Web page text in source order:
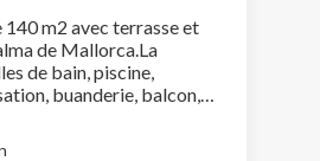
m2 avec terrasse et
de Mallorca.La
de bain, piscine,
buanderie, balcon,